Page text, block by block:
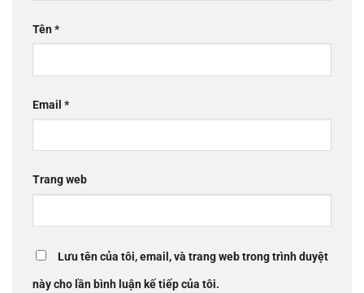
Tên*
Email *
Trang web
Lưu tên của tôi, email, và trang web trong trình duyệt
này cho lần bình luận kế tiếp của tôi.